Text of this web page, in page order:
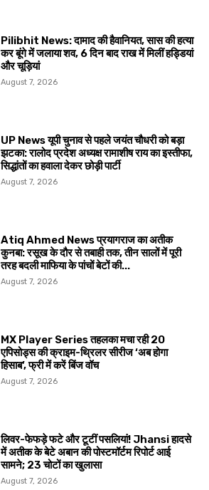
Pilibhit News: दामाद की हैवानियत, सास की हत्या
कर बूंगे में जलाया शव, 6 दिन बाद राख में मिलीं हड्डियां
और चूड़ियां
August 7, 2026
UP News यूपी चुनाव से पहले जयंत चौधरी को बड़ा
झटका: रालोद प्रदेश अध्यक्ष रामाशीष राय का इस्तीफा,
सिद्धांतों का हवाला देकर छोड़ी पार्टी
August 7, 2026
Atiq Ahmed News प्रयागराज का अतीक
कुनबा: रसूख के दौर से तबाही तक, तीन सालों में पूरी
तरह बदली माफिया के पांचों बेटों की...
August 7, 2026
MX Player Series तहलका मचा रही 20
एपिसोड्स की क्राइम-थ्रिलर सीरीज ‘अब होगा
हिसाब’, फ्री में करें बिंज वॉच
August 7, 2026
लिवर-फेफड़े फटे और टूटीं पसलियां! Jhansi हादसे
में अतीक के बेटे अबान की पोस्टमॉर्टम रिपोर्ट आई
सामने; 23 चोटों का खुलासा
August 7, 2026